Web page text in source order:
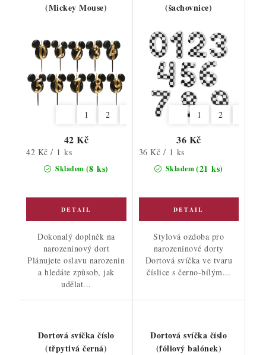
(Mickey Mouse)
1 2
Skladem (8 ks)
42 Kč
Měrná
42 Kč / 1 ks
Dokonalý doplněk na
narozeninový dort
Plánujete oslavu narozenin
a hledáte způsob, jak
udělat...
(šachovnice)
1 2
Skladem(21 ks)
36 Kč
Měrná
cena:
36 Kč / 1 ks
Stylová ozdoba pro
narozeninové dorty
Dortová svíčka ve tvaru
číslice s černo-bílým...
Dortová svíčka číslo
(třpytivá černá)
Dortová svíčka číslo
(fóliový balónek)